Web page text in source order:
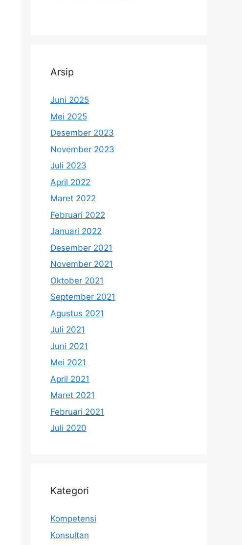
Arsip
Juni 2025
Mei 2025
Desember 2023
November 2023
Juli 2023
April 2022
Maret 2022
Februari 2022
Januari 2022
Desember 2021
November 2021
Oktober 2021
September 2021
Agustus 2021
Juli 2021
Juni 2021
Mei 2021
April 2021
Maret 2021
Februari 2021
Juli 2020
Kategori
Kompetensi
Konsultan